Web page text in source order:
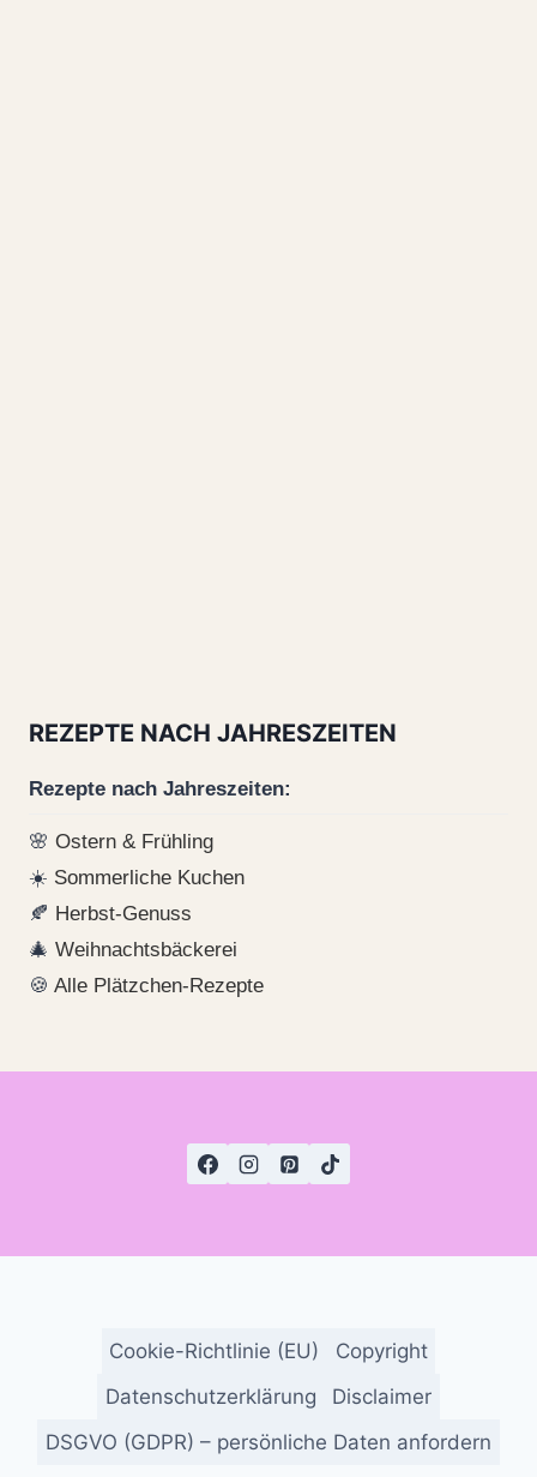
REZEPTE NACH JAHRESZEITEN
Rezepte nach Jahreszeiten:
🌸 Ostern & Frühling
☀️ Sommerliche Kuchen
🍂 Herbst-Genuss
🎄 Weihnachtsbäckerei
🍪 Alle Plätzchen-Rezepte
Cookie-Richtlinie (EU)
Copyright
Datenschutzerklärung
Disclaimer
DSGVO (GDPR) – persönliche Daten anfordern